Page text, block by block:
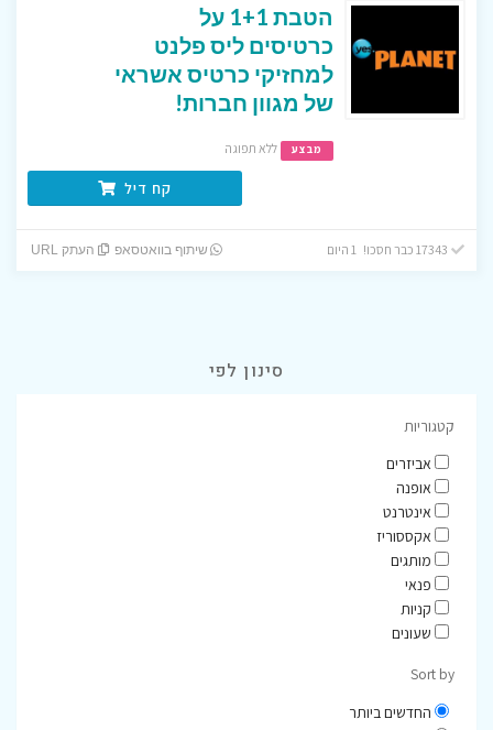
הטבת 1+1 על
כרטיסים ליס פלנט
למחזיקי כרטיס אשראי
של מגוון חברות!
מבצע ללא תפוגה
קח דיל
שיתוף בוואטסאפ העתק URL
סינון לפי
קטגוריות
אביזרים
אופנה
אינטרנט
אקססוריז
מותגים
פנאי
קניות
שעונים
Sort by
החדשים ביותר